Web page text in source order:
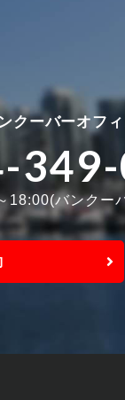
クーバーオフ
18:00(バンクー